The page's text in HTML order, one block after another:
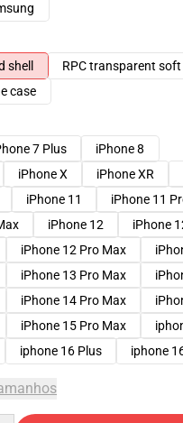
shell
RPC transparent soft
case
7 Plus
iPhone 8
iPhone X iPhone XR
iPhone 11
iPhone 11
iPhone 12
iPhone
iPhone 12 Pro Max
iPhone 13 Pro Max
iPhone 14 Pro Max
iPhone 15 Pro Max
iphone 16 Plus iphone